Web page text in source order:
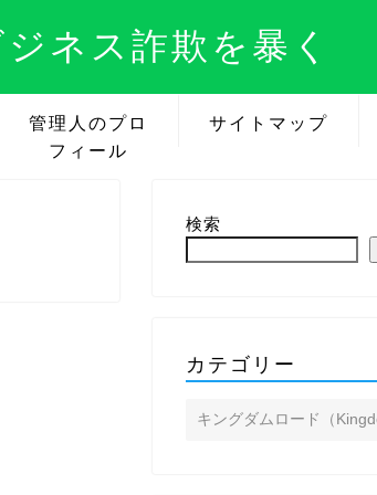
ネス詐欺を暴く
管理人のプロ
フィール
サイトマップ
検索
カテゴリー